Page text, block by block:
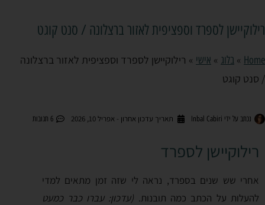
Home
» בלוג » אישי » רילוקיישן לספרד וספציפית לאזור ברצלונה
/ סנט קוגט
רילוקיישן לספרד וספציפית לאזור ברצלונה / סנט קוגט
נכתב על ידי Inbal Cabiri תאריך עדכון אחרון - אפריל 10, 2026 6 תגובות
רילוקיישן לספרד
אחרי שש שנים בספרד, נראה לי שזה זמן מתאים למדי
להעלות על הכתב כמה תובנות. (עדכון: עברו כבר כמעט